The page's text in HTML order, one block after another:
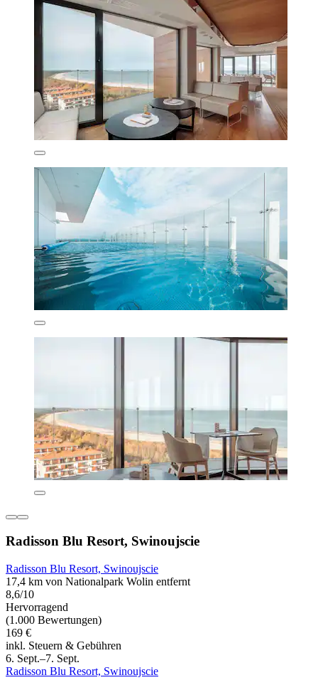
Radisson Blu Resort, Swinoujscie
Radisson Blu Resort, Swinoujscie
17,4 km von Nationalpark Wolin entfernt
8,6/10
Hervorragend
(1.000 Bewertungen)
169 €
inkl. Steuern & Gebühren
6. Sept.–7. Sept.
Radisson Blu Resort, Swinoujscie